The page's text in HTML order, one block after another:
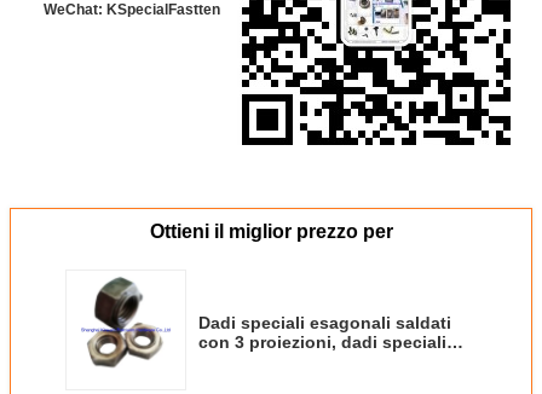
WeChat: KSpecialFastten
Ottieni il miglior prezzo per
Dadi speciali esagonali saldati
con 3 proiezioni, dadi speciali